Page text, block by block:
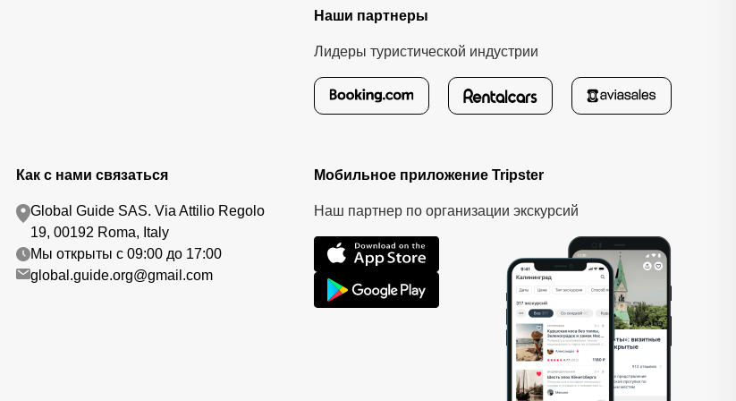
Наши партнеры
Лидеры туристической индустрии
Как с нами связаться
Global Guide SAS. Via Attilio Regolo
19, 00192 Roma, Italy
Мы открыты с 09:00 до 17:00
global.guide.org@gmail.com
Мобильное приложение Tripster
Наш партнер по организации экскурсий